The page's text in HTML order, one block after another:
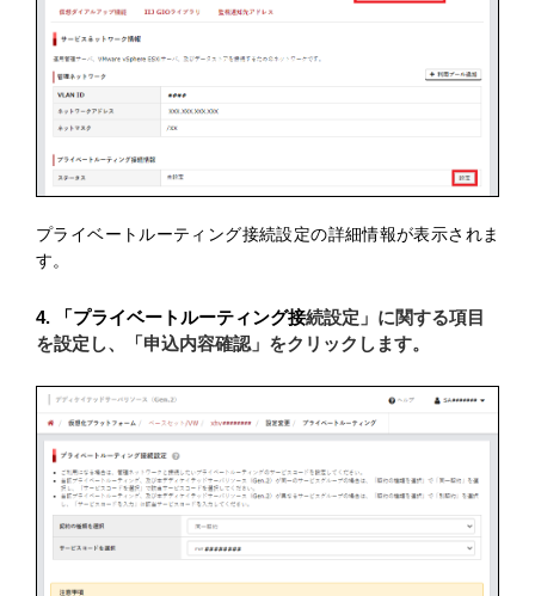
プライベートルーティング接続設定の詳細情報が表示されま
す。
4. 「プライベートルーティング接続設定」に関する項目
を設定し、「申込内容確認」をクリックします。